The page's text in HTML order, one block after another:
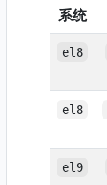
系统
el8
el8
el9